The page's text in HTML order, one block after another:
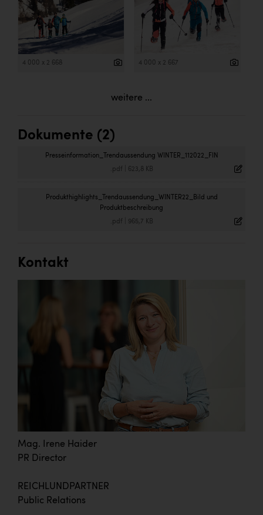
4 000 x 2 668 4 000 x 2 667
weitere ...
Dokumente (2)
Presseinformation_Trendaussendung WINTER_112022_FIN
.pdf 623,8 KB
Produkthighlights_Trendaussendung_WINTER22_Bild und
Produktbeschreibung
.pdf 965,7 KB
Kontakt
Mag. Irene Haider
PR Director
REICHLUNDPARTNER
Public Relations